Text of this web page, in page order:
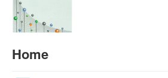
Projekte
Partner
Kontakt
Home